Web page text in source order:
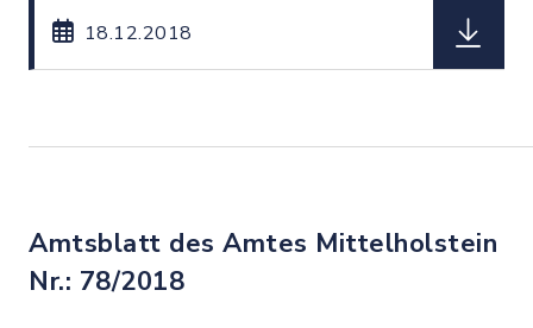
18.12.2018
Amtsblatt des Amtes Mittelholstein
Nr.: 78/2018